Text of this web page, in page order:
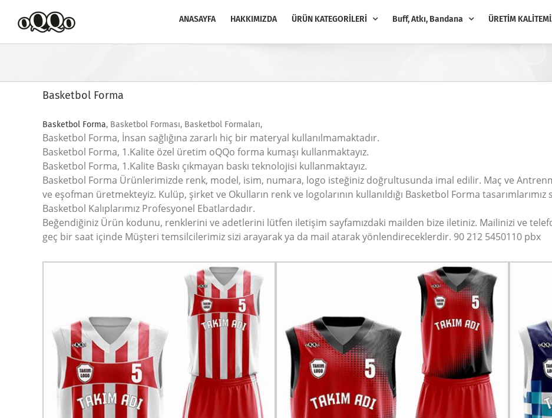
content
ANASAYFA HAKKIMIZDA ÜRÜN KATEGORİLERİ Buff, Atkı, Bandana ÜRETİM
Basketbol Forma
Basketbol Forma, Basketbol Forması, Basketbol Formaları,
Basketbol Forma, İnsan sağlığına zararlı hiç bir materyal kullanılmamaktadır.
Basketbol Forma, 1.Kalite özel üretim oQQo forma kumaşı kullanmaktayız.
Basketbol Forma, 1.Kalite Baskı çıkmayan baskı teknolojisi kullanmaktayız.
Basketbol Forma Ürünlerimizde renk, model, isim, numara, logo isteğiniz doğrultusunda imal edilir. Maç ve
ve eşofman üretmekteyiz. Kulüp, şirket ve Okulların renk ve logolarının kullanıldığı Basketbol Forma tasarımlarımız
Basketbol Kalıplarımız Profesyonel Ebatlardadır.
Beğendiğiniz Ürün kodunu, renklerini ve adetlerini lütfen iletişim sayfamızdaki mailden bize iletiniz. Mailinizi ve
geç bir saat içinde Müşteri temsilcilerimiz sizi arayarak ya da mail atarak yönlendireceklerdir. 90 212 5450110 pbx